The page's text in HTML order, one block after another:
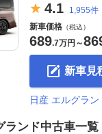
4.1
1,955件
新車価格 （税込）
689.7万円 ～
新車見
日産 エルグラ
ランド中古車一覧